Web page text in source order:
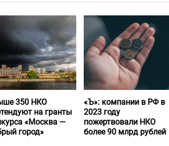
350 НКО
на гранты
«Москва —
город»
«Ъ‎»: компании в РФ в
2023 году
пожертвовали НКО
более 90 млрд рублей